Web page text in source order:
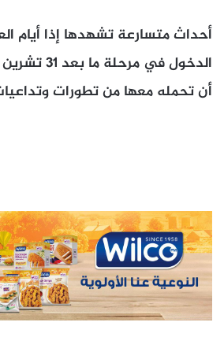
أحداث متسارعة تشهدها إذا أيام
الدخول في
أن تحمله معها من تطورات